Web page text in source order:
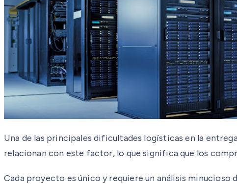
Una de las principales dificultades logísticas en la
relacionan con este factor, lo que significa que los
Cada proyecto es único y requiere un análisis